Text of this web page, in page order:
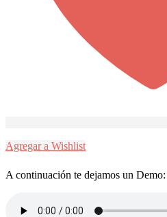
Agregar a Wishlist
A continuación te dejamos un Demo: